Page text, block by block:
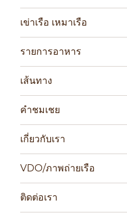
เข่าเรือ เหมาเรือ
รายการอาหาร
เส้นทาง
คำชมเชย
เกี่ยวกับเรา
VDO/ภาพถ่ายเรือ
ติดต่อเรา